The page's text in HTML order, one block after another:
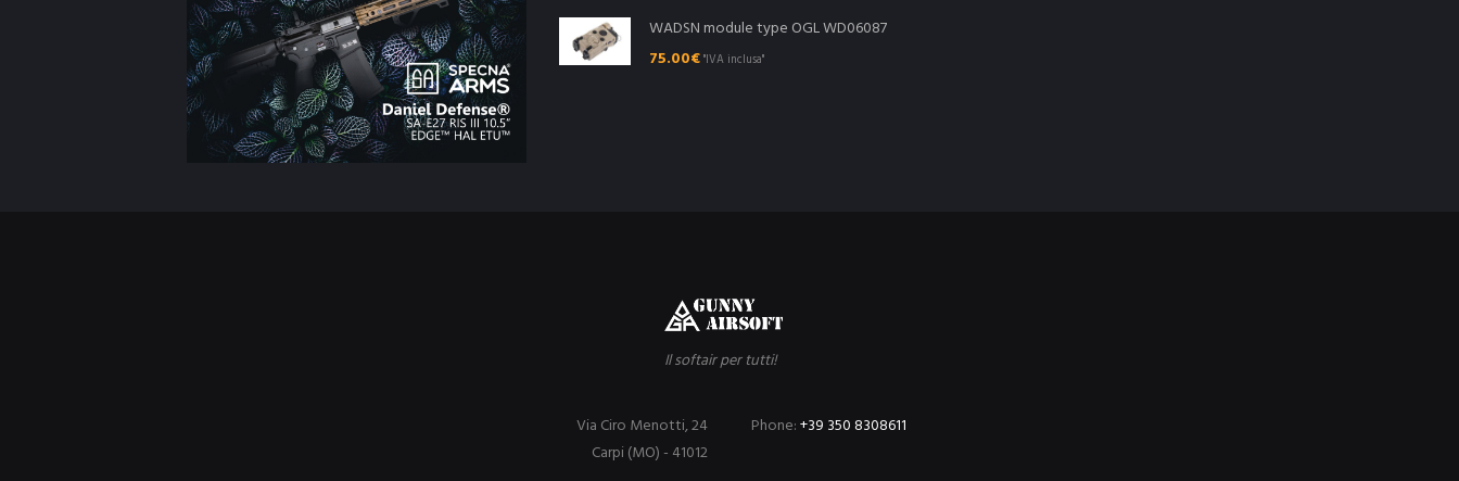
WADSN module type OGL WD06087
75.00€"IVA inclusa"
Il softair per tutti!
Phone:+39 350 8308611
Via Ciro Menotti, 24
Carpi (MO) - 41012